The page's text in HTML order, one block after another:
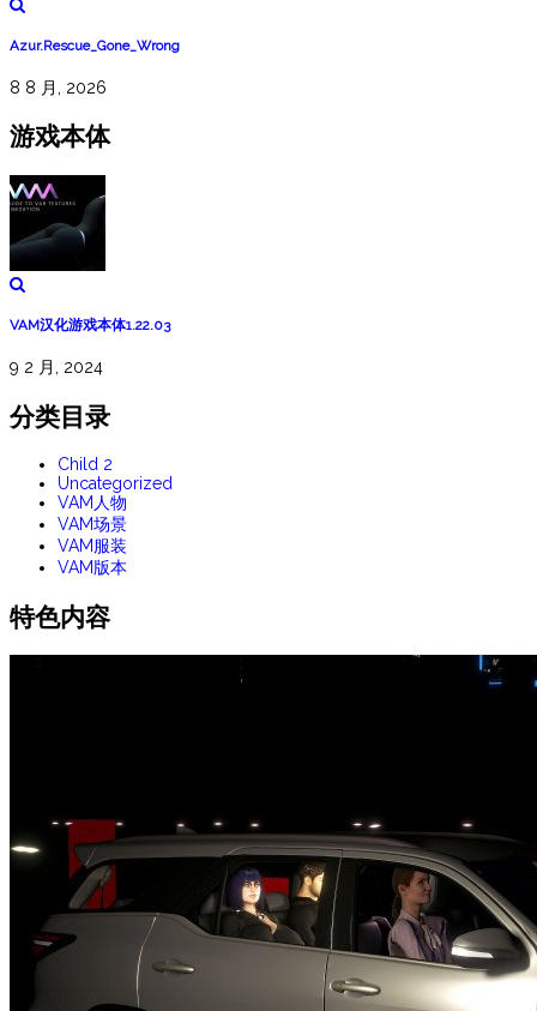
Azur.Rescue_Gone_Wrong
8 8 月, 2026
游戏本体
VAM汉化游戏本体1.22.03
9 2 月, 2024
分类目录
Child 2
Uncategorized
VAM人物
VAM场景
VAM服装
VAM版本
特色内容